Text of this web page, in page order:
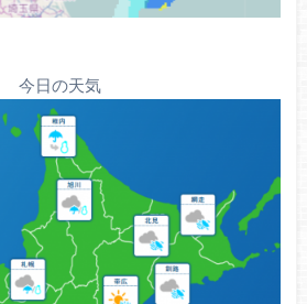
今日の天気